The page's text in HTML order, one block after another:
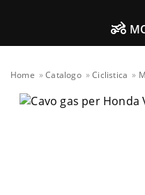
Home Catalogo Ciclistica